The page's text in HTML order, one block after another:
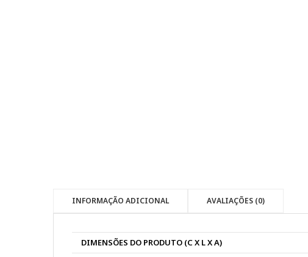
INFORMAÇÃO ADICIONAL AVALIAÇÕES (0)
DIMENSÕES DO PRODUTO (C X L X A)